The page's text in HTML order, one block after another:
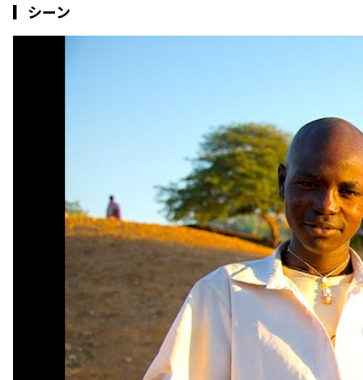
▎シーン